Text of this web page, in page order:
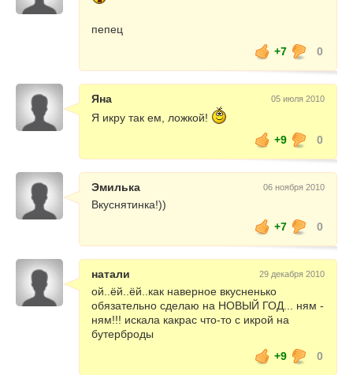
пепец
+7
0
Яна 05 июля 2010
Я икру так ем, ложкой!
+9
0
Эмилька 06 ноября 2010
Вкуснятинка!))
+7
0
натали 29 декабря 2010
ой..ёй..ёй..как наверное вкусненько
обязательно сделаю на НОВЫЙ ГОД... ням -
ням!!! искала какрас что-то с икрой на
бутерброды
+9
0